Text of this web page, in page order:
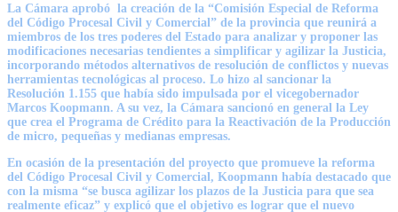
La Cámara aprobó la creación de la “Comisión Especial de Reforma
del Código Procesal Civil y Comercial” de la provincia que reunirá a
miembros de los tres poderes del Estado para analizar y proponer las
modificaciones necesarias tendientes a simplificar y agilizar la Justicia,
incorporando métodos alternativos de resolución de conflictos y nuevas
herramientas tecnológicas al proceso. Lo hizo al sancionar la
Resolución 1.155 que había sido impulsada por el vicegobernador
Marcos Koopmann. A su vez, la Cámara sancionó en general la Ley
que crea el Programa de Crédito para la Reactivación de la Producción
de micro, pequeñas y medianas empresas.
En ocasión de la presentación del proyecto que promueve la reforma
del Código Procesal Civil y Comercial, Koopmann había destacado que
con la misma “se busca agilizar los plazos de la Justicia para que sea
realmente eficaz” y explicó que el objetivo es lograr que el nuevo